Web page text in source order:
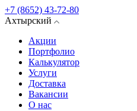
+7 (8652) 43-72-80
Ахтырский
Акции
Портфолио
Калькулятор
Услуги
Доставка
Вакансии
О нас